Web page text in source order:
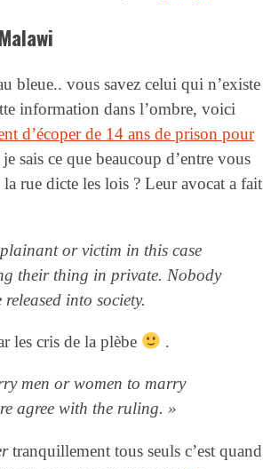
bleue.. vous savez celui qui n’existe
information dans l’ombre, voici
d’écoper de 14 ans de prison pour
sais ce que beaucoup d’entre vous
rue dicte les lois ? Leur avocat a fait
or victim in this case
their thing in private. Nobody
into society.
les cris de la plèbe .
men or women to marry
agree with the ruling. »
tranquillement tous seuls c’est quand